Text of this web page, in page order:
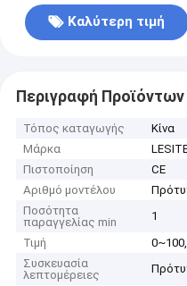
Καλύτερη τιμή
Περιγραφή Προϊόντων
Τόπος καταγωγής
Κίνα
Μάρκα
Πιστοποίηση
CE
Αριθμό μοντέλου
Ποσότητα
παραγγελίας min
1
Τιμή
Συσκευασία
λεπτομέρειες